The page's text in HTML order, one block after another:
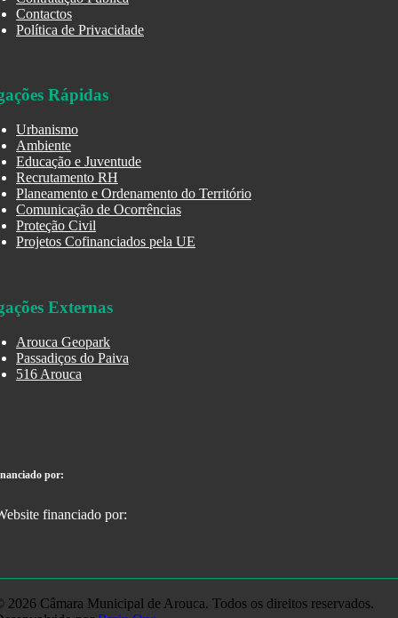
Contactos
Política de Privacidade
Rápidas
Urbanismo
Ambiente
Educação e Juventude
Recrutamento RH
Planeamento e Ordenamento do Território
Comunicação de Ocorrências
Proteção Civil
Projetos Cofinanciados pela UE
Externas
Arouca Geopark
Passadiços do Paiva
516 Arouca
por:
2026 Câmara Municipal de Arouca. Todos os direitos reservados.